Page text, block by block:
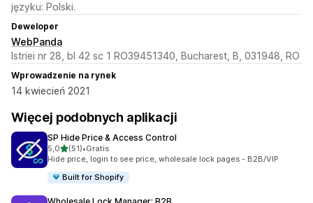
języku: Polski.
Deweloper
WebPanda
Istriei nr 28, bl 42 sc 1 RO39451340, Bucharest, B, 031948, RO
Wprowadzenie na rynek
14 kwiecień 2021
Więcej podobnych aplikacji
SP Hide Price & Access Control
5,0na 5 gwiazdek
(51)
Łączna liczba recenzji: 51
•Gratis
Hide price, login to see price, wholesale lock pages - B2B/VIP
Built for Shopify